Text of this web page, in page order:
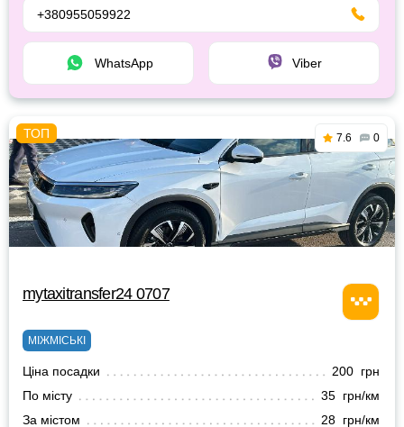
+380955059922
WhatsApp Viber
7.6 0
mytaxitransfer24 0707
МІЖМІСЬКІ
Ціна посадки
200 грн
По місту
35 грн/км
За містом
28 грн/км